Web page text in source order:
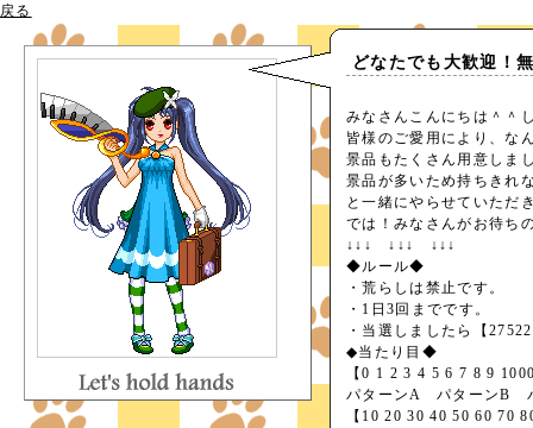
戻る
どなたでも大歓迎！
みなさんこんにちは＾＾
皆様のご愛用により、な
景品もたくさん用意しま
景品が多いため持ちきれ
と一緒にやらせていただ
では！みなさんがお待ち
↓↓↓ ↓↓↓ ↓↓↓
◆ルール◆
・荒らしは禁止です。
・1日3回までです。
・当選しましたら【
◆当たり目◆
【0 1 2 3 4 5 6 7 8 9
パターンA パターンB
【10 20 30 40 50 60 70